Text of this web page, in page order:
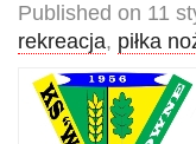
Published on 11
rekreacja, piłka